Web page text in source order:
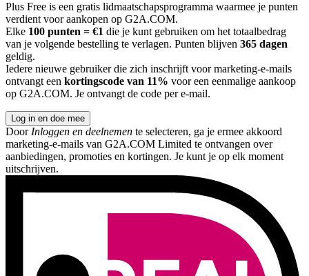
Plus Free is een gratis lidmaatschapsprogramma waarmee je punten
verdient voor aankopen op G2A.COM.
Elke 100 punten = €1 die je kunt gebruiken om het totaalbedrag
van je volgende bestelling te verlagen. Punten blijven 365 dagen
geldig.
Iedere nieuwe gebruiker die zich inschrijft voor marketing-e-mails
ontvangt een kortingscode van 11% voor een eenmalige aankoop
op G2A.COM. Je ontvangt de code per e-mail.
Log in en doe mee
Door Inloggen en deelnemen te selecteren, ga je ermee akkoord
marketing-e-mails van G2A.COM Limited te ontvangen over
aanbiedingen, promoties en kortingen. Je kunt je op elk moment
uitschrijven.